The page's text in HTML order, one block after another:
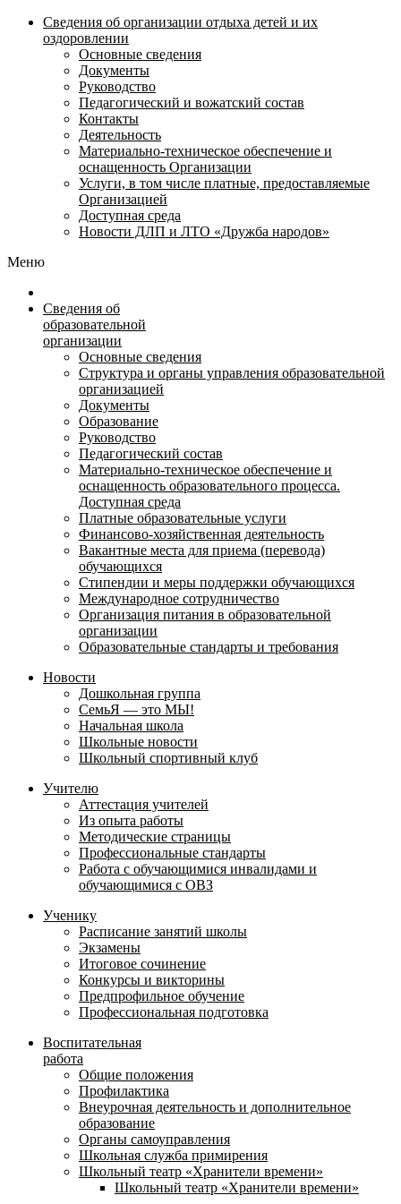
Сведения об организации отдыха детей и их
оздоровлении
Основные сведения
Документы
Руководство
Педагогический и вожатский состав
Контакты
Деятельность
Материально-техническое обеспечение и
оснащенность Организации
Услуги, в том числе платные, предоставляемые
Организацией
Доступная среда
Новости ДЛП и ЛТО «Дружба народов»
Меню
Сведения об
образовательной
организации
Основные сведения
Структура и органы управления образовательной
организацией
Документы
Образование
Руководство
Педагогический состав
Материально-техническое обеспечение и
оснащенность образовательного процесса.
Доступная среда
Платные образовательные услуги
Финансово-хозяйственная деятельность
Вакантные места для приема (перевода)
обучающихся
Стипендии и меры поддержки обучающихся
Международное сотрудничество
Организация питания в образовательной
организации
Образовательные стандарты и требования
Новости
Дошкольная группа
СемьЯ — это МЫ!
Начальная школа
Школьные новости
Школьный спортивный клуб
Учителю
Аттестация учителей
Из опыта работы
Методические страницы
Профессиональные стандарты
Работа с обучающимися инвалидами и
обучающимися с ОВЗ
Ученику
Расписание занятий школы
Экзамены
Итоговое сочинение
Конкурсы и викторины
Предпрофильное обучение
Профессиональная подготовка
Воспитательная
работа
Общие положения
Профилактика
Внеурочная деятельность и дополнительное
образование
Органы самоуправления
Школьная служба примирения
Школьный театр «Хранители времени»
Школьный театр «Хранители времени»